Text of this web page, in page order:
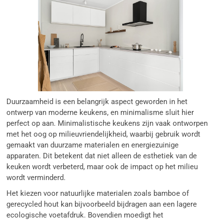
Duurzaamheid is een belangrijk aspect geworden in het
ontwerp van moderne keukens, en minimalisme sluit hier
perfect op aan. Minimalistische keukens zijn vaak ontworpen
met het oog op milieuvriendelijkheid, waarbij gebruik wordt
gemaakt van duurzame materialen en energiezuinige
apparaten. Dit betekent dat niet alleen de esthetiek van de
keuken wordt verbeterd, maar ook de impact op het milieu
wordt verminderd.
Het kiezen voor natuurlijke materialen zoals bamboe of
gerecycled hout kan bijvoorbeeld bijdragen aan een lagere
ecologische voetafdruk. Bovendien moedigt het